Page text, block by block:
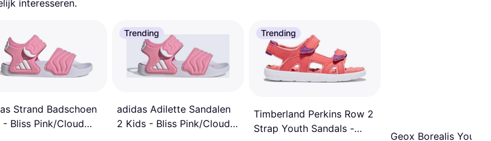
interesseren.
Strand Badschoen
- Bliss Pink/Cloud
Trending
adidas Adilette Sandalen
2 Kids - Bliss Pink/Cloud
Trending
Timberland Perkins Row 2
Strap Youth Sandals -
Geox Borealis Youth